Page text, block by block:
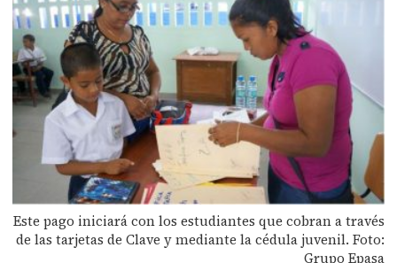
Este pago iniciará con los estudiantes que cobran a través
de las tarjetas de Clave y mediante la cédula juvenil. Foto:
Grupo Epasa